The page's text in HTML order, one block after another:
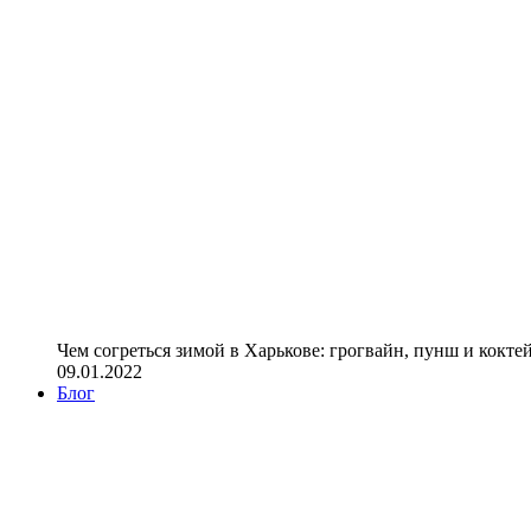
Чем согреться зимой в Харькове: грогвайн, пунш и
09.01.2022
Блог